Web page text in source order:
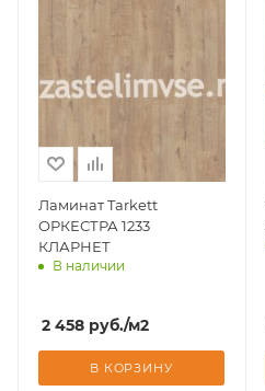
Ламинат Tarkett
ОРКЕСТРА 1233
КЛАРНЕТ
В наличии
2 458 руб./м2
В КОРЗИНУ